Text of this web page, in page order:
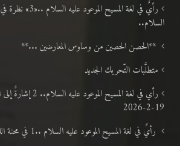
رأيٌ في لغة المسيح
السلام..
**الحصن الحصين من وساوس المعارضين ...**
متطلَّبات التّحريك الجديد
رأي في لغة المسيح
19-2-2026
رأيٌ في لغة المسيح الموعود عليه السلام ..1 في محنة اللغة ومعاني «الاشتهار»